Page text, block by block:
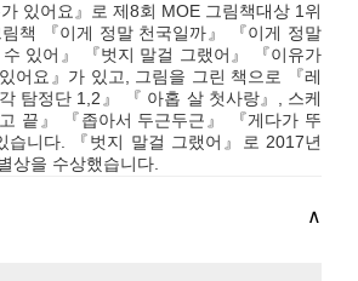
있어요』로 제8회 MOE 그림책대상 1위
책 『이게 정말 천국일까』 『이게 정말
있어』 『벗지 말걸 그랬어』 『이유가
어요』가 있고, 그림을 그린 책으로 『레
탐정단 1,2』 『 아홉 살 첫사랑』, 스케
끝』 『좁아서 두근두근』 『게다가 뚜
습니다. 『벗지 말걸 그랬어』로 2017년
상을 수상했습니다.